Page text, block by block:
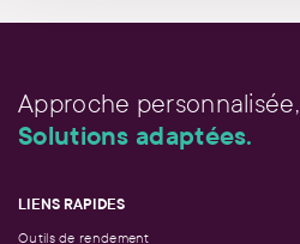
Approche personnalisée,
Solutions adaptées.
LIENS RAPIDES
Outils de rendement